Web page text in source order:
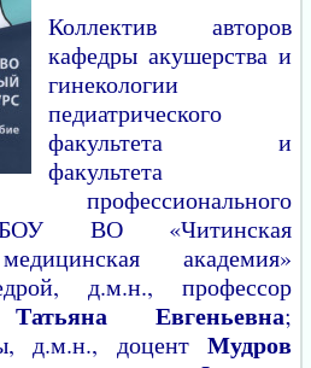
Коллектив авторов
кафедры акушерства и
гинекологии
педиатрического
факультета и
факультета
профессионального
ВО «Читинская
академия»
д.м.н., профессор
Евгеньевна;
д.м.н., доцент Мудров